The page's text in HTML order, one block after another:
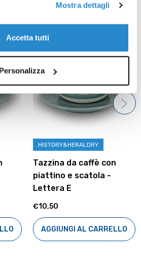
Mostra dettagli
Accetta tutti
Personalizza
HISTORY&HERALDRY
Tazzina da caffè con
piattino e scatola -
Lettera E
€10,50
AGGIUNGI AL CARRELLO